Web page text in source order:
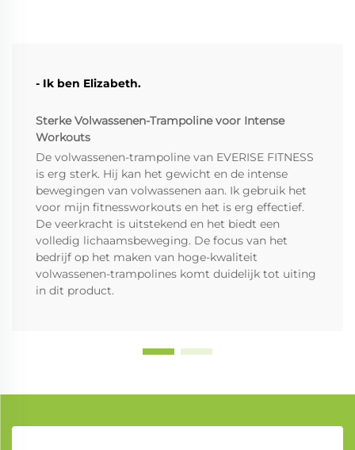
- Ik ben Elizabeth.
Sterke Volwassenen-Trampoline voor Intense
Workouts
De volwassenen-trampoline van EVERISE FITNESS
is erg sterk. Hij kan het gewicht en de intense
bewegingen van volwassenen aan. Ik gebruik het
voor mijn fitnessworkouts en het is erg effectief.
De veerkracht is uitstekend en het biedt een
volledig lichaamsbeweging. De focus van het
bedrijf op het maken van hoge-kwaliteit
volwassenen-trampolines komt duidelijk tot uiting
in dit product.